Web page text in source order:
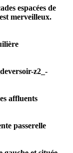
espacées de
merveilleux.
z2_-
affluents
passerelle